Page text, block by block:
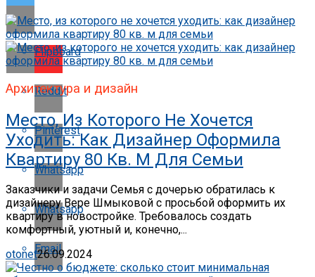
Flipboard
Reddit
Pinterest
Whatsapp
Whatsapp
Email
Архитектура и дизайн
Место, Из Которого Не Хочется
Уходить: Как Дизайнер Оформила
Квартиру 80 Кв. М Для Семьи
Заказчики и задачи Семья с дочерью обратилась к
дизайнеру Вере Шмыковой с просьбой оформить их
квартиру в новостройке. Требовалось создать
комфортный, уютный и, конечно,...
otonet26.09.2024